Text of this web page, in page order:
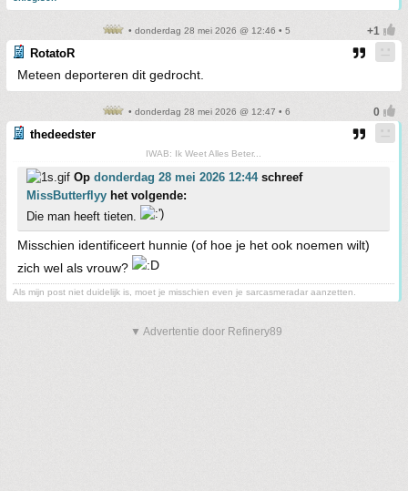
• donderdag 28 mei 2026 @ 12:46 • 5
RotatoR
Meteen deporteren dit gedrocht.
• donderdag 28 mei 2026 @ 12:47 • 6
thedeedster
IWAB: Ik Weet Alles Beter...
Op donderdag 28 mei 2026 12:44schreef
MissButterflyy het volgende:
Die man heeft tieten.
Misschien identificeert hunnie (of hoe je het ook noemen wilt)
zich wel als vrouw?
Als mijn post niet duidelijk is, moet je misschien even je sarcasmeradar aanzetten.
▼ Advertentie door Refinery89